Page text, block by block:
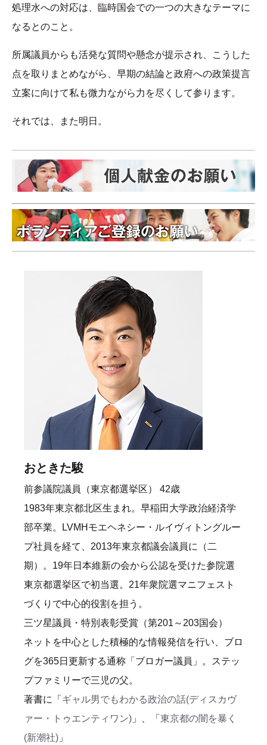
処理水への対応は、臨時国会での一つの大きなテーマに
なるとのこと。
所属議員からも活発な質問や懸念が提示され、こうした
点を取りまとめながら、早期の結論と政府への政策提言
立案に向けて私も微力ながら力を尽くして参ります。
それでは、また明日。
おときた駿
前参議院議員（東京都選挙区） 42歳
1983年東京都北区生まれ。早稲田大学政治経済学
部卒業。LVMHモエヘネシー・ルイヴィトングルー
プ社員を経て、2013年東京都議会議員に（二
期）。19年日本維新の会から公認を受けた参院選
東京都選挙区で初当選。21年衆院選マニフェスト
づくりで中心的役割を担う。
三ツ星議員・特別表彰受賞（第201～203国会）
ネットを中心とした積極的な情報発信を行い、ブロ
グを365日更新する通称「ブロガー議員」。ステッ
プファミリーで三児の父。
著書に「 ギャル男でもわかる政治の話(ディスカヴ
ァー・トゥエンティワン) 」、「 東京都の闇を暴く
(新潮社) 」